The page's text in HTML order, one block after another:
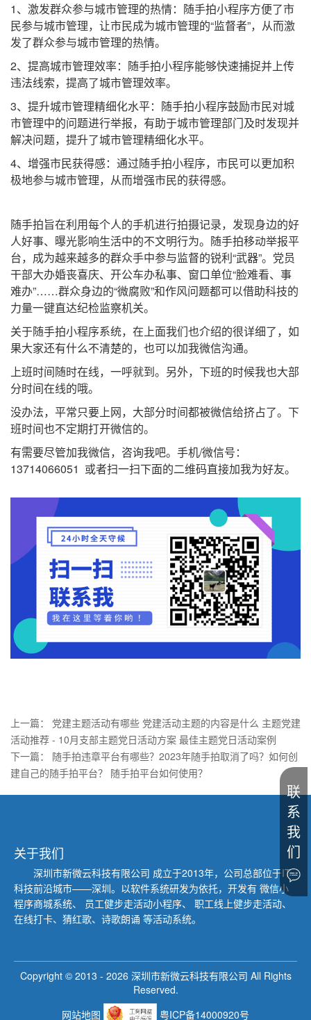
1、激发群众参与城市管理的热情：随手拍小程序方便了市
民参与城市管理，让市民成为城市管理的“监督者”，从而激
发了群众参与城市管理的热情。
2、提高城市管理效率：随手拍小程序能够快速捕捉并上传
违法线索，提高了城市管理效率。
3、提升城市管理精细化水平：随手拍小程序鼓励市民对城
市管理中的问题进行举报，有助于城市管理部门及时发现并
解决问题，提升了城市管理精细化水平。
4、增强市民获得感：通过随手拍小程序，市民可以更加积
极地参与城市管理，从而增强市民的获得感。
随手拍旨在利用每个人的手机进行拍摄记录，发现身边的好
人好事、曝光影响生活中的不文明行为。随手拍移动举报平
台，成为越来越多的群众手中参与监督的锐利“武器”。党员
干部大办婚丧喜庆、开公车办私事、窗口单位“脸难看、事
难办”……群众身边的“微腐败”和作风问题都可以借助科技的
力量一键直达纪检监察机关。
关于随手拍小程序系统，在上面我们也介绍的很详细了，如
果大家还有什么不清楚的，也可以加我微信沟通。
上班时间随时在线，一呼就到。另外，下班的时候我也大部
分时间在线的哦。
没办法，平常只要上网，大部分时间都被微信给挤占了。下
班时间也不定期打开微信的。
有需要尽管加我微信，咨询我吧。手机/微信号：
13714066051 或者扫一扫下面的二维码直接加我为好友。
上一篇： 党建主题活动有哪些 党建活动主题的内容是什么 主题党建
活动推荐 - 10月支部主题党日活动方案 最佳主题党日活动案例
下一篇： 随手拍违章平台有哪些？2023年随手拍取消了吗？如何创
建自己的随手拍平台？ 随手拍平台如何使用？
联
系
我
们
关于我们
深圳市新微云科技有限公司 成立于2013年，公司总部位于IT
科技前沿城市——深圳。以软件系统研发为依托，开发有 微信小
程序商城系统、 员工健步走活动小程序、 职工线上健步走活动、
在线打卡、猜红歌、诗歌朗诵 等活动系统。
Copyright © 2013 - 2026 深圳市新微云科技有限公司 All Rights
Reserved.
网站地图
粤ICP备14000920号